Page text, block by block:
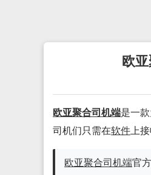
欧
欧亚聚合司机端是一
司机们只需在软件 上
欧亚聚合司机端官方